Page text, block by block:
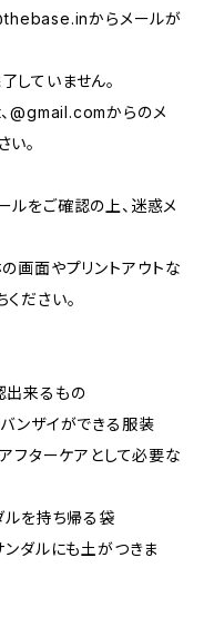
からメールが
していません。
からのメ
。
ルをご確認の上、迷惑メ
画面やプリントアウトな
ださい。
出来るもの
ンザイができる服装
フターケアとして必要な
ルを持ち帰る袋
ンダルにも土がつきま